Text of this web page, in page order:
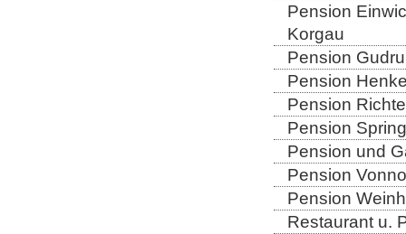
Pension
Korgau
Pension
Pension
Pension
Pension
Pension und
Pension
Pension
Restaurant u.